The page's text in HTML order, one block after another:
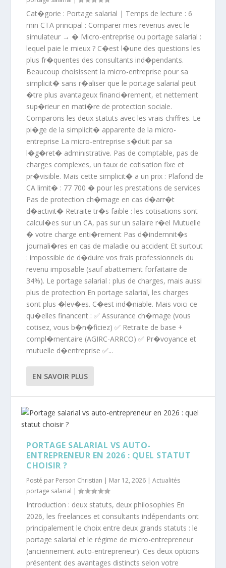
Cat�gorie : Portage salarial | Temps de lecture : 6
min CTA principal : Comparer mes revenus avec le
simulateur → � Micro-entreprise ou portage salarial :
lequel paie le mieux ? C�est l�une des questions les
plus fr�quentes des consultants ind�pendants.
Beaucoup choisissent la micro-entreprise pour sa
simplicit� sans r�aliser que le portage salarial peut
�tre plus avantageux financi�rement, et nettement
sup�rieur en mati�re de protection sociale.
Comparons les deux statuts avec les vrais chiffres. Le
pi�ge de la simplicit� apparente de la micro-
entreprise La micro-entreprise s�duit par sa
l�g�ret� administrative. Pas de comptable, pas de
charges complexes, un taux de cotisation fixe et
pr�visible. Mais cette simplicit� a un prix : Plafond de
CA limit� : 77 700 � pour les prestations de services
Pas de protection ch�mage en cas d�arr�t
d�activit� Retraite tr�s faible : les cotisations sont
calcul�es sur un CA, pas sur un salaire r�el Mutuelle
� votre charge enti�rement Pas d�indemnit�s
journali�res en cas de maladie ou accident Et surtout
: impossible de d�duire vos frais professionnels du
revenu imposable (sauf abattement forfaitaire de
34%). Le portage salarial : plus de charges, mais aussi
plus de protection En portage salarial, les charges
sont plus �lev�es. C�est ind�niable. Mais voici ce
qu�elles financent : ✅ Assurance ch�mage (vous
cotisez, vous b�n�ficiez) ✅ Retraite de base +
compl�mentaire (AGIRC-ARRCO) ✅ Pr�voyance et
mutuelle d�entreprise ✅...
EN SAVOIR PLUS
PORTAGE SALARIAL VS AUTO-
ENTREPRENEUR EN 2026 : QUEL STATUT
CHOISIR ?
Posté par Person Christian | Mar 12, 2026 |Actualités
portage salarial |
Introduction : deux statuts, deux philosophies En
2026, les freelances et consultants indépendants ont
principalement le choix entre deux grands statuts : le
portage salarial et le régime de micro-entrepreneur
(anciennement auto-entrepreneur). Ces deux options
présentent des avantages distincts selon votre